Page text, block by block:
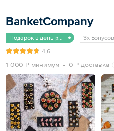
BanketCompany
Подарок в день рождения 3x Бонусов
4,6
1 000 ₽ минимум 0 ₽ доставка